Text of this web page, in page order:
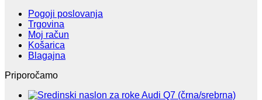
Pogoji poslovanja
Trgovina
Moj račun
Košarica
Blagajna
Priporočamo